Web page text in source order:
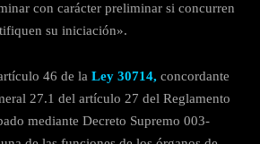
con carácter preliminar si concurren
su iniciación».
46 de la Ley 30714, concordante
27.1 del artículo 27 del Reglamento
mediante Decreto Supremo 003-